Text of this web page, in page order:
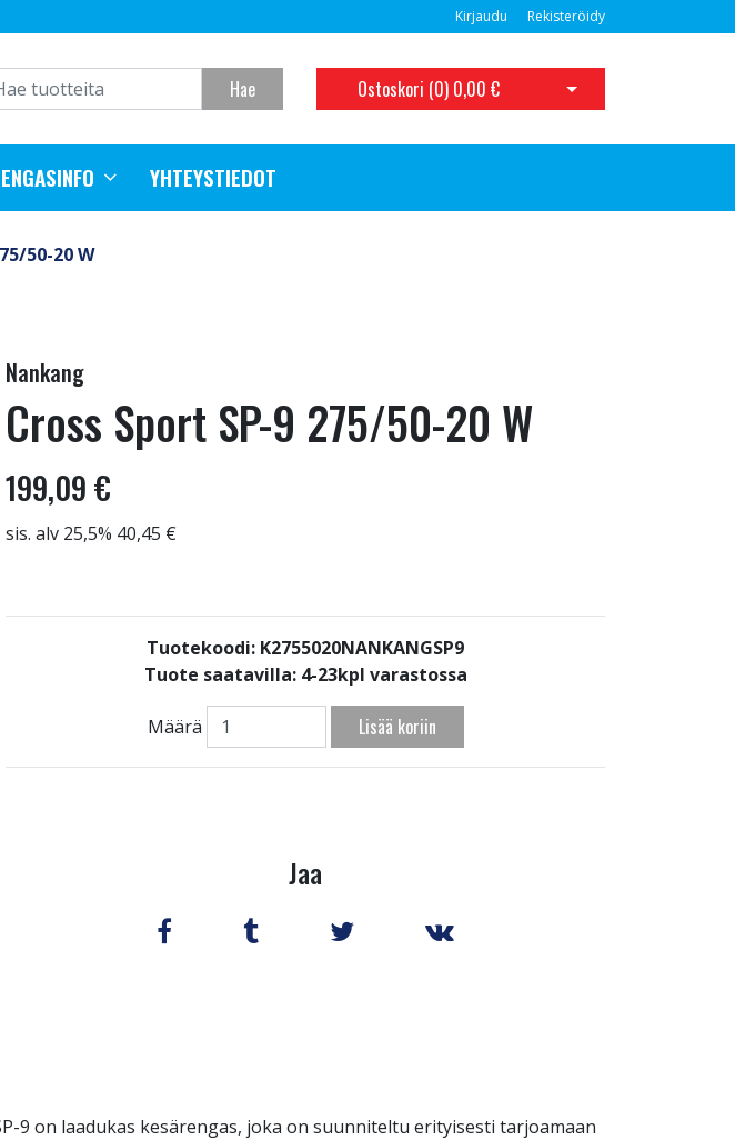
Kirjaudu Rekisteröidy
Hae Ostoskori (0) 0,00 € Avaa ostoskori
YHTEYSTIEDOT
50-20 W
Nankang
Cross Sport SP-9 275/50-20 W
199,09 €
sis. alv 25,5% 40,45 €
Tuotekoodi: K2755020NANKANGSP9
Tuote saatavilla: 4-23kpl varastossa
Määrä Lisää koriin
Jaa
9 on laadukas kesärengas, joka on suunniteltu erityisesti tarjoamaan